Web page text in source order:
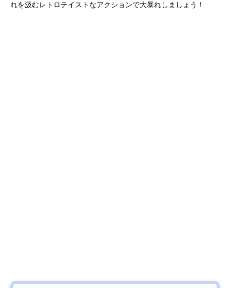
れを汲むレトロテイストなアクションで大暴れしましょう！